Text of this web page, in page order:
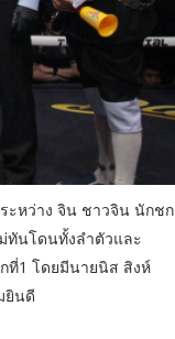
ะหว่าง จิน ชาวจิน นักชก
ทันโดนทั้งลำตัวและ
ที่1 โดยมีนายนิส สิงห์
ยินดี